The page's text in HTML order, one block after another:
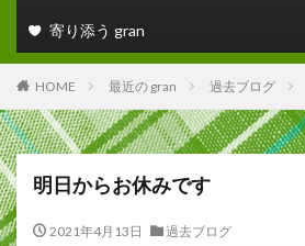
寄り添う gran
HOME 最近の gran 過去ブログ
明日からお休みです
2021年4月13日 過去ブログ